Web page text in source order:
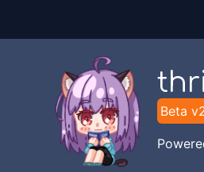
Beta v